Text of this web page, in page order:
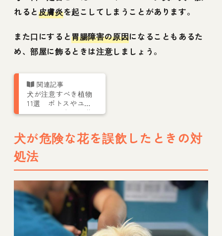
れると皮膚炎を起こしてしまうことがあります。
また口にすると胃腸障害の原因になることもあるた
め、部屋に飾るときは注意しましょう。
犬が注意すべき植物
11選 ポトスやユ
リ、ワラビなど観葉
で
犬が危険な花を誤飲したときの対
処法